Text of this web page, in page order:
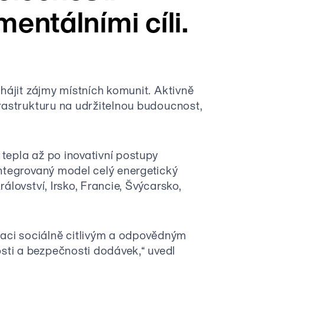
cíli.
zájmy místních komunit. Aktivně
na udržitelnou budoucnost,
až po inovativní postupy
model celý energetický
Irsko, Francie, Švýcarsko,
sociálně citlivým a odpovědným
a bezpečnosti dodávek,“ uvedl